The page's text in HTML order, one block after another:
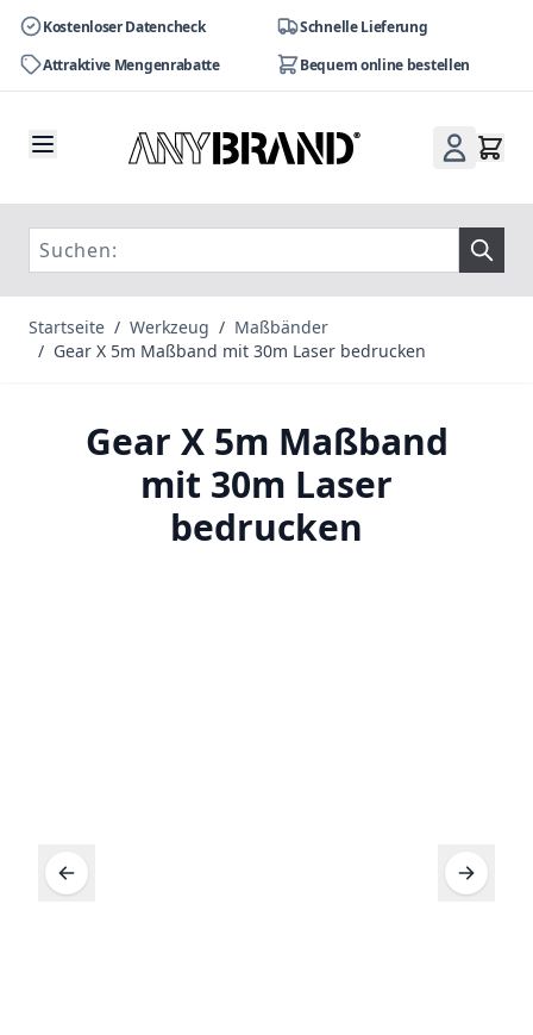
Kostenloser Datencheck
Schnelle Lieferung
Attraktive Mengenrabatte
Bequem online bestellen
Startseite / Werkzeug / Maßbänder
/ Gear X 5m Maßband mit 30m Laser bedrucken
Gear X 5m Maßband
mit 30m Laser
bedrucken